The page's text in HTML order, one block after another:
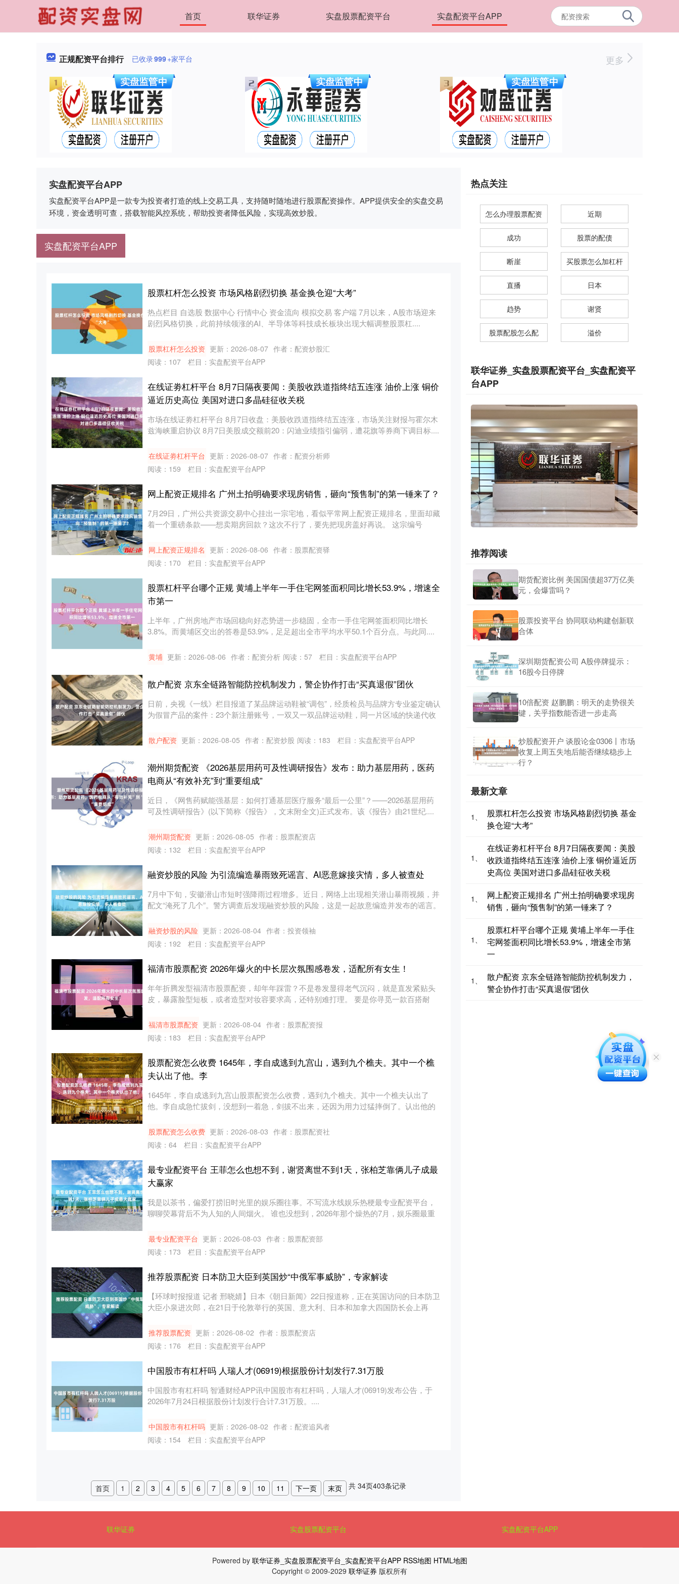
首页 联华证券 实盘股票配资平台 实盘配资平台APP
正规配资平台排行 已收录999+家平台 更多
实盘配资平台APP
实盘配资平台APP是一款专为投资者打造的线上交易工具，支持随时随地进行股票配资操作。APP提供安全的实盘交易
环境，资金透明可查，搭载智能风控系统，帮助投资者降低风险，实现高效炒股。
实盘配资平台APP
股票杠杆怎么投资 市场风格剧烈切换 基金换仓迎“大考”
热点栏目 自选股 数据中心 行情中心 资金流向 模拟交易 客户端 7月以来，A股市场迎来
剧烈风格切换，此前持续领涨的AI、半导体等科技成长板块出现大幅调整股票杠....
股票杠杆怎么投资 更新：2026-08-07 作者：配资炒股汇
阅读： 107 栏目： 实盘配资平台APP
在线证劵杠杆平台 8月7日隔夜要闻：美股收跌道指终结五连涨 油价上涨 铜价
逼近历史高位 美国对进口多晶硅征收关税
市场在线证劵杠杆平台 8月7日收盘：美股收跌道指终结五连涨，市场关注财报与霍尔木
兹海峡重启协议 8月7日美股成交额前20：闪迪业绩指引偏弱，遭花旗等券商下调目标....
在线证劵杠杆平台 更新：2026-08-07 作者：配资分析师
阅读： 159 栏目： 实盘配资平台APP
网上配资正规排名 广州土拍明确要求现房销售，砸向“预售制”的第一锤来了？
7月29日，广州公共资源交易中心挂出一宗宅地，看似平常网上配资正规排名，里面却藏
着一个重磅条款——想卖期房回款？这次不行了，要先把现房盖好再说。 这宗编号
网上配资正规排名 更新：2026-08-06 作者：股票配资驿
阅读： 170 栏目： 实盘配资平台APP
股票杠杆平台哪个正规 黄埔上半年一手住宅网签面积同比增长53.9%，增速全
市第一
上半年，广州房地产市场回稳向好态势进一步稳固，全市一手住宅网签面积同比增长
3.8%。而黄埔区交出的答卷是53.9%，足足超出全市平均水平50.1个百分点。与此同....
黄埔 更新：2026-08-06 作者：配资分析 阅读： 57 栏目： 实盘配资平台APP
散户配资 京东全链路智能防控机制发力，警企协作打击“买真退假”团伙
日前，央视《一线》栏目报道了某品牌运动鞋被“调包”，经质检员与品牌方专业鉴定确认
为假冒产品的案件：23个新注册账号，一双又一双品牌运动鞋，同一片区域的快递代收
散户配资 更新：2026-08-05 作者：配资炒股 阅读： 183 栏目： 实盘配资平台APP
潮州期货配资 《2026基层用药可及性调研报告》发布：助力基层用药，医药
电商从“有效补充”到“重要组成”
近日，《网售药赋能强基层：如何打通基层医疗服务“最后一公里”？——2026基层用药
可及性调研报告》(以下简称《报告》，文末附全文)正式发布。该《报告》由21世纪....
潮州期货配资 更新：2026-08-05 作者：股票配资店
阅读： 132 栏目： 实盘配资平台APP
融资炒股的风险 为引流编造暴雨致死谣言、AI恶意嫁接灾情，多人被查处
7月中下旬，安徽潜山市短时强降雨过程增多。近日，网络上出现相关潜山暴雨视频，并
配文“淹死了几个”。警方调查后发现融资炒股的风险，这是一起故意编造并发布的谣言。
融资炒股的风险 更新：2026-08-04 作者：投资领袖
阅读： 192 栏目： 实盘配资平台APP
福清市股票配资 2026年爆火的中长层次氛围感卷发，适配所有女生！
年年折腾发型福清市股票配资，却年年踩雷？不是卷发显得老气沉闷，就是直发紧贴头
皮，暴露脸型短板，或者造型对妆容要求高，还特别难打理。 要是你寻觅一款百搭耐
福清市股票配资 更新：2026-08-04 作者：股票配资报
阅读： 183 栏目： 实盘配资平台APP
股票配资怎么收费 1645年，李自成逃到九宫山，遇到九个樵夫。其中一个樵
夫认出了他。李
1645年，李自成逃到九宫山股票配资怎么收费，遇到九个樵夫。其中一个樵夫认出了
他。李自成急忙拔剑，没想到一着急，剑拔不出来，还因为用力过猛摔倒了。认出他的
股票配资怎么收费 更新：2026-08-03 作者：股票配资社
阅读： 64 栏目： 实盘配资平台APP
最专业配资平台 王菲怎么也想不到，谢贤离世不到1天，张柏芝靠俩儿子成最
大赢家
我是以茶书，偏爱打捞旧时光里的娱乐圈往事。不写流水线娱乐热梗最专业配资平台，
聊聊荧幕背后不为人知的人间烟火。 谁也没想到，2026年那个燥热的7月，娱乐圈最重
最专业配资平台 更新：2026-08-03 作者：股票配资部
阅读： 173 栏目： 实盘配资平台APP
推荐股票配资 日本防卫大臣到英国炒“中俄军事威胁”，专家解读
【环球时报报道 记者 邢晓婧】日本《朝日新闻》22日报道称，正在英国访问的日本防卫
大臣小泉进次郎，在21日于伦敦举行的英国、意大利、日本和加拿大四国防长会上再
推荐股票配资 更新：2026-08-02 作者：股票配资店
阅读： 176 栏目： 实盘配资平台APP
中国股市有杠杆吗 人瑞人才(06919)根据股份计划发行7.31万股
中国股市有杠杆吗 智通财经APP讯中国股市有杠杆吗，人瑞人才(06919)发布公告，于
2026年7月24日根据股份计划发行合计7.31万股。....
中国股市有杠杆吗 更新：2026-08-02 作者：配资追风者
阅读： 154 栏目： 实盘配资平台APP
首页 1 2 3 4 5 6 7 8 9 10 11 下一页 末页 共 34页403条记录
热点关注
怎么办理股票配资 近期
成功 股票的配债
断崖 买股票怎么加杠杆
直播 日本
趋势 谢贤
股票配股怎么配 溢价
联华证券_实盘股票配资平台_实盘配资平
台APP
推荐阅读
期货配资比例 美国国债超37万亿美
元，会爆雷吗？
股票投资平台 协同联动构建创新联
合体
深圳期货配资公司 A股停牌提示：
16股今日停牌
10倍配资 赵鹏鹏：明天的走势很关
键，关乎指数能否进一步走高
炒股配资开户 谈股论金0306丨市场
收复上周五失地后能否继续稳步上
行？
最新文章
1、
股票杠杆怎么投资 市场风格剧烈切换 基金
换仓迎“大考”
1、
在线证劵杠杆平台 8月7日隔夜要闻：美股
收跌道指终结五连涨 油价上涨 铜价逼近历
史高位 美国对进口多晶硅征收关税
1、
网上配资正规排名 广州土拍明确要求现房
销售，砸向“预售制”的第一锤来了？
1、
股票杠杆平台哪个正规 黄埔上半年一手住
宅网签面积同比增长53.9%，增速全市第
一
1、
散户配资 京东全链路智能防控机制发力，
警企协作打击“买真退假”团伙
联华证券 实盘股票配资平台 实盘配资平台APP
Powered by 联华证券_实盘股票配资平台_实盘配资平台APP RSS地图 HTML地图
Copyright © 2009-2029 联华证券 版权所有